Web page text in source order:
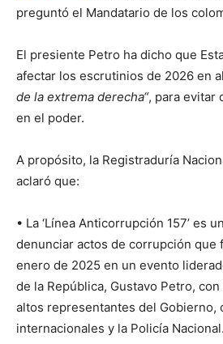
preguntó el Mandatario de los
El presiente Petro ha dicho que
afectar los escrutinios de 2026 en
de la extrema derecha“, para evitar
en el poder.
A propósito, la Registraduría
aclaró que:
• La ‘Línea Anticorrupción 157’ es
denunciar actos de corrupción que
enero de 2025 en un evento
de la República, Gustavo Petro,
altos representantes del Gobierno,
internacionales y la Policía Nacional.